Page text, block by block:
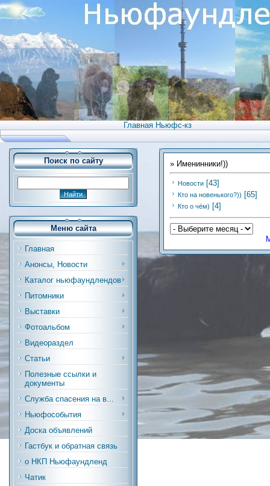
Главная Ньюфс-кз
Поиск по сайту
Меню сайта
Главная
Анонсы, Новости
Каталог ньюфаундлендов
Питомники
Выставки
Фотоальбом
Видеораздел
Статьи
Полезные ссылки и
документы
Служба спасения на в...
Ньюфособытия
Доска объявлений
Гастбук и обратная связь
о НКП Ньюфаундленд
Чатик
» Именинники!))
Новости [43]
Кто на новенького?)) [65]
Кто о чём) [4]